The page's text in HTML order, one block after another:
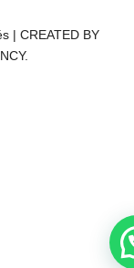
| CREATED BY